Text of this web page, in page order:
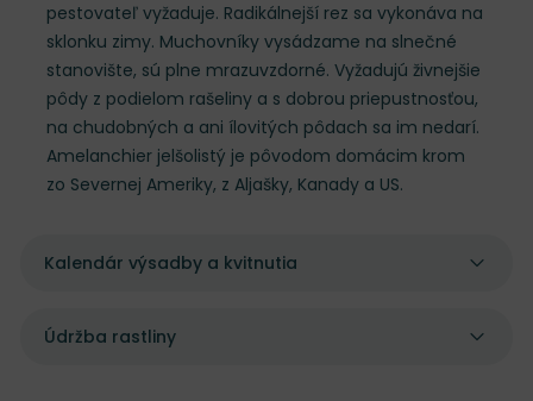
pestovateľ vyžaduje. Radikálnejší rez sa vykonáva na
sklonku zimy. Muchovníky vysádzame na slnečné
stanovište, sú plne mrazuvzdorné. Vyžadujú živnejšie
pôdy z podielom rašeliny a s dobrou priepustnosťou,
na chudobných a ani ílovitých pôdach sa im nedarí.
Amelanchier jelšolistý je pôvodom domácim krom
zo Severnej Ameriky, z Aljašky, Kanady a US.
Kalendár výsadby a kvitnutia
Údržba rastliny